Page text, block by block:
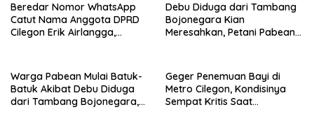
Beredar Nomor WhatsApp
Catut Nama Anggota DPRD
Cilegon Erik Airlangga,
Debu Diduga dari Tambang
Bojonegara Kian
Meresahkan, Petani Pabean
Warga Pabean Mulai Batuk-
Batuk Akibat Debu Diduga
dari Tambang Bojonegara,
Geger Penemuan Bayi di
Metro Cilegon, Kondisinya
Sempat Kritis Saat